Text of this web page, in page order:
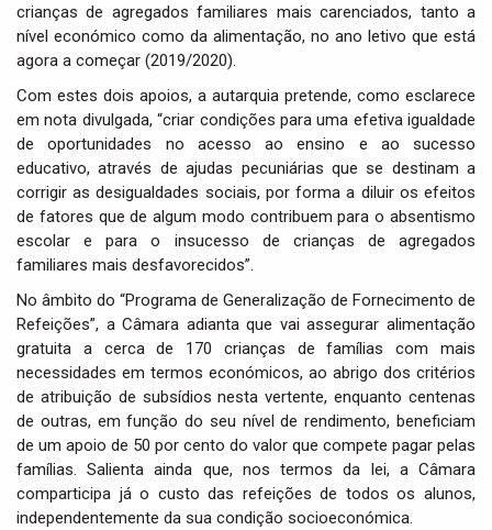
crianças de agregados familiares mais carenciados, tanto a
nível económico como da alimentação, no ano letivo que está
agora a começar (2019/2020).
Com estes dois apoios, a autarquia pretende, como esclarece
em nota divulgada, “criar condições para uma efetiva igualdade
de oportunidades no acesso ao ensino e ao sucesso
educativo, através de ajudas pecuniárias que se destinam a
corrigir as desigualdades sociais, por forma a diluir os efeitos
de fatores que de algum modo contribuem para o absentismo
escolar e para o insucesso de crianças de agregados
familiares mais desfavorecidos”.
No âmbito do “Programa de Generalização de Fornecimento de
Refeições”, a Câmara adianta que vai assegurar alimentação
gratuita a cerca de 170 crianças de famílias com mais
necessidades em termos económicos, ao abrigo dos critérios
de atribuição de subsídios nesta vertente, enquanto centenas
de outras, em função do seu nível de rendimento, beneficiam
de um apoio de 50 por cento do valor que compete pagar pelas
famílias. Salienta ainda que, nos termos da lei, a Câmara
comparticipa já o custo das refeições de todos os alunos,
independentemente da sua condição socioeconómica.